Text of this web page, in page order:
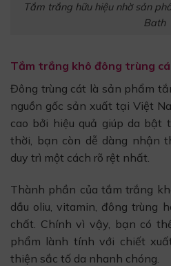
Tắm trắng hữu hiệu nhờ sản
Bath
Tắm trắng khô đông trùng
Đông trùng cát là sản phẩm
nguồn gốc sản xuất tại Việt
cao bởi hiệu quả giúp da bật
thời, bạn còn dễ dàng nhận
duy trì một cách rõ rệt nhất.
Thành phần của tắm trắng
dầu oliu, vitamin, đông trùng
chất. Chính vì vậy, bạn có
phẩm lành tính với chiết
thiện sắc tố da nhanh chóng.